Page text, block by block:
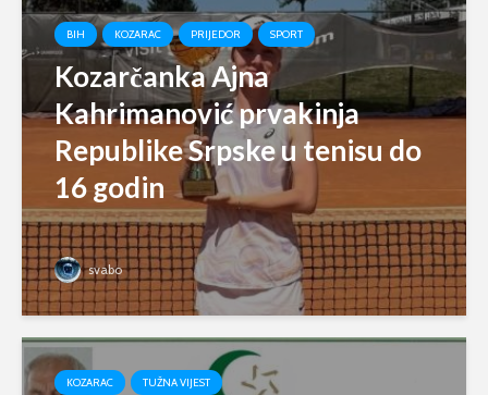
BIH KOZARAC PRIJEDOR SPORT
Kozarčanka Ajna
Kahrimanović prvakinja
Republike Srpske u tenisu do
16 godin
svabo
KOZARAC TUŽNA VIJEST